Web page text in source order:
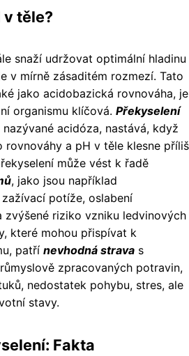
v těle?
snaží udržovat optimální hladinu
v mírně zásaditém rozmezí. Tato
jako acidobazická rovnováha, je
organismu klíčová. Překyselení
acidóza, nastává, když
rovnováhy a pH v těle klesne příliš
může vést k řadě
, jako jsou například
potíže, oslabení
zvýšené riziko vzniku ledvinových
které mohou přispívat k
patří nevhodná strava s
zpracovaných potravin,
nedostatek pohybu, stres, ale
stavy.
Fakta